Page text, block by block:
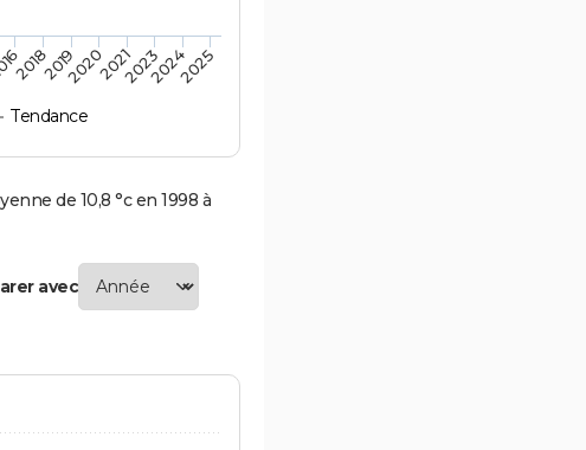
Tendance
2018201920202021202320242025
de 10,8 °c en 1998 à
avec